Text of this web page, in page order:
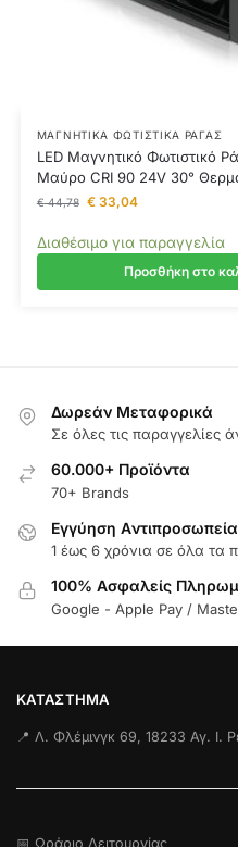
ΜΑΓΝΗΤΙΚΆ ΦΩΤΙΣΤΙΚΆ ΡΆΓΑΣ
LED Μαγνητικό Φωτιστικό
Μαύρο CRI 90 24V 30°
€44,78 €33,04
Διαθέσιμο για παραγγελία
Προσθήκη στο
Δωρεάν Μεταφορικά
Σε όλες τις παραγγελίες
60.000+ Προϊόντα
70+ Brands
Εγγύηση
1 έως 6 χρόνια σε όλα τα
100% Ασφαλείς
Google - Apple Pay /
ΚΑΤΆΣΤΗΜΑ
📍 Λ. Φλέμινγκ 69, 18233 Αγ. Ι.
📅 Ωράριο Λειτουργίας